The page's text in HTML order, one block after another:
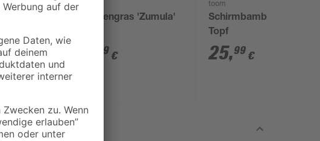
Katzengras 'Zumula'
99 €
toom
Schirmbambus 23 cm
Topf
25,99 €